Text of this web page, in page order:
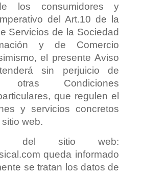
los consumidores y
del Art.10 de la
Servicios de la Sociedad
y de Comercio
el presente Aviso
sin perjuicio de
otras Condiciones
que regulen el
y servicios concretos
web.
del sitio web:
queda informado
se tratan los datos de